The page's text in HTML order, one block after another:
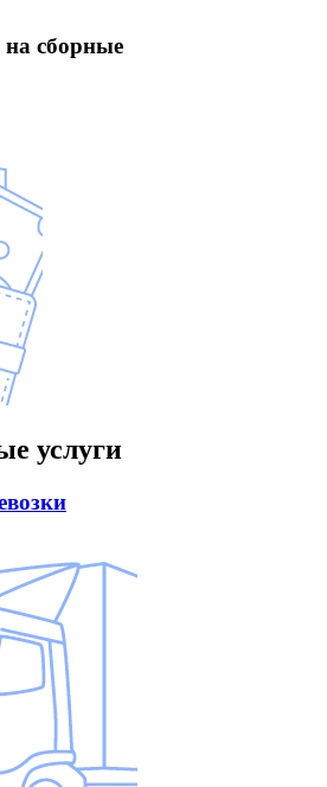
на сборные
услуги